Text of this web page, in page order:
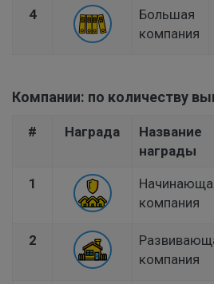
4
Большая
компания
Компании: по количеству
# Награда
Название
награды
1
компания
2
компания